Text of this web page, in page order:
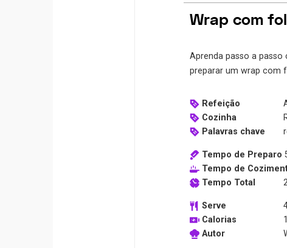
Wrap com
Aprenda passo a
preparar um wrap com
Refeição
Cozinha
Palavras chave
Tempo de Preparo
Tempo de
Tempo Total
Serve
Calorias
Autor